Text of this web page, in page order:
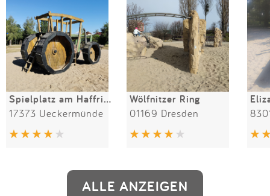
Spielplatz am Haffring
17373 Ueckermünde
Wölfnitzer Ring
01169 Dresden
ALLE ANZEIGEN